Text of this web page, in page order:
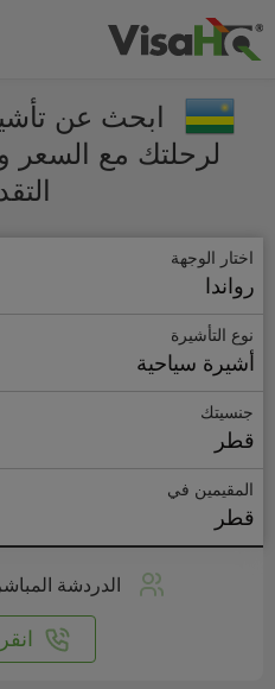
ابحث عن
لرحلتك مع السعر
اختار الوجهة
رواندا
نوع التأشيرة
أشيرة سياحية
جنسيتك
قطر
المقيمين في
قطر
الدردشة